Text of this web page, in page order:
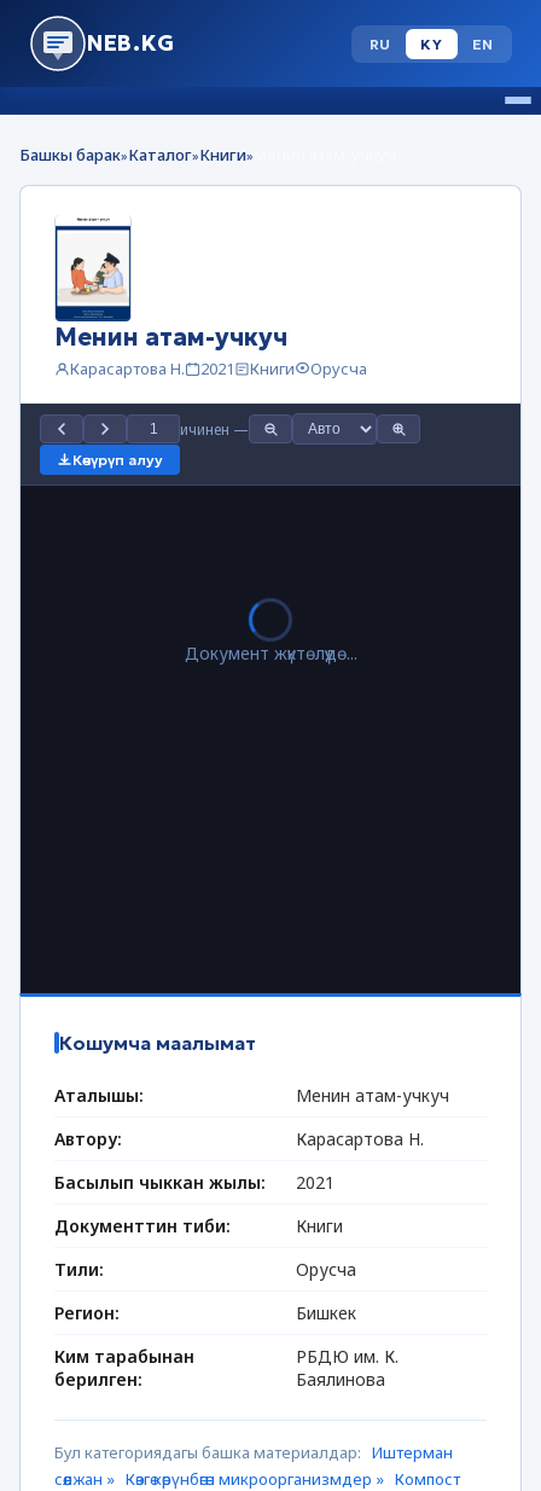
NEB.KG RU KY EN
Башкы барак»Каталог»Книги»
Менин атам-учкуч
Карасартова Н. 2021 Книги Орусча
ичинен —
Көчүрүп алуу
Документ жүктөлүүдө...
Кошумча маалымат
Аталышы:
Менин атам-учкуч
Автору:
Карасартова Н.
Басылып чыккан жылы:
2021
Документтин тиби:
Книги
Тили:
Орусча
Регион:
Бишкек
Ким тарабынан
берилген:
РБДЮ им. К.
Баялинова
Бул категориядагы башка материалдар: Иштерман
сөөлжан » Көзгө көрүнбөгөн микроорганизмдер » Компост